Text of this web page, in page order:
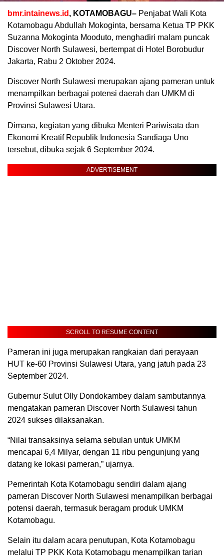
bmr.intainews.id , KOTAMOBAGU– Penjabat Wali Kota
Kotamobagu Abdullah Mokoginta, bersama Ketua TP PKK
Suzanna Mokoginta Mooduto, menghadiri malam puncak
Discover North Sulawesi, bertempat di Hotel Borobudur
Jakarta, Rabu 2 Oktober 2024.
Discover North Sulawesi merupakan ajang pameran untuk
menampilkan berbagai potensi daerah dan UMKM di
Provinsi Sulawesi Utara.
Dimana, kegiatan yang dibuka Menteri Pariwisata dan
Ekonomi Kreatif Republik Indonesia Sandiaga Uno
tersebut, dibuka sejak 6 September 2024.
ADVERTISEMENT
SCROLL TO RESUME CONTENT
Pameran ini juga merupakan rangkaian dari perayaan
HUT ke-60 Provinsi Sulawesi Utara, yang jatuh pada 23
September 2024.
Gubernur Sulut Olly Dondokambey dalam sambutannya
mengatakan pameran Discover North Sulawesi tahun
2024 sukses dilaksanakan.
“Nilai transaksinya selama sebulan untuk UMKM
mencapai 6,4 Milyar, dengan 11 ribu pengunjung yang
datang ke lokasi pameran,” ujarnya.
Pemerintah Kota Kotamobagu sendiri dalam ajang
pameran Discover North Sulawesi menampilkan berbagai
potensi daerah, termasuk beragam produk UMKM
Kotamobagu.
Selain itu dalam acara penutupan, Kota Kotamobagu
melalui TP PKK Kota Kotamobagu menampilkan tarian